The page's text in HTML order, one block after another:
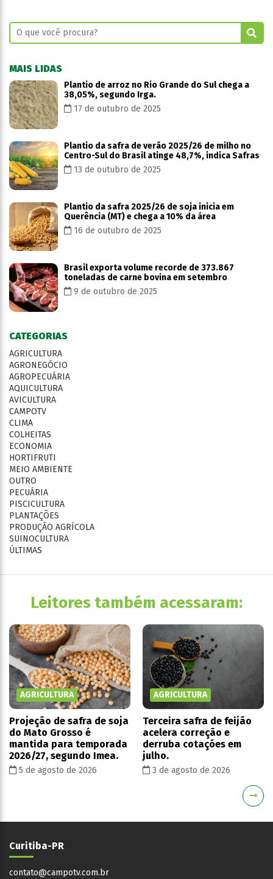
MAIS LIDAS
Plantio de arroz no Rio Grande do Sul chega a
38,05%, segundo Irga.
17 de outubro de 2025
Plantio da safra de verão 2025/26 de milho no
Centro-Sul do Brasil atinge 48,7%, indica Safras
13 de outubro de 2025
Plantio da safra 2025/26 de soja inicia em
Querência (MT) e chega a 10% da área
16 de outubro de 2025
Brasil exporta volume recorde de 373.867
toneladas de carne bovina em setembro
9 de outubro de 2025
CATEGORIAS
AGRICULTURA
AGRONEGÓCIO
AGROPECUÁRIA
AQUICULTURA
AVICULTURA
CAMPOTV
CLIMA
COLHEITAS
ECONOMIA
HORTIFRUTI
MEIO AMBIENTE
OUTRO
PECUÁRIA
PISCICULTURA
PLANTAÇÕES
PRODUÇÃO AGRÍCOLA
SUINOCULTURA
ÚLTIMAS
Leitores também acessaram:
AGRICULTURA
Projeção de safra de soja
do Mato Grosso é
mantida para temporada
2026/27, segundo Imea.
5 de agosto de 2026
AGRICULTURA
Terceira safra de feijão
acelera correção e
derruba cotações em
julho.
3 de agosto de 2026
Curitiba-PR
contato@campotv.com.br